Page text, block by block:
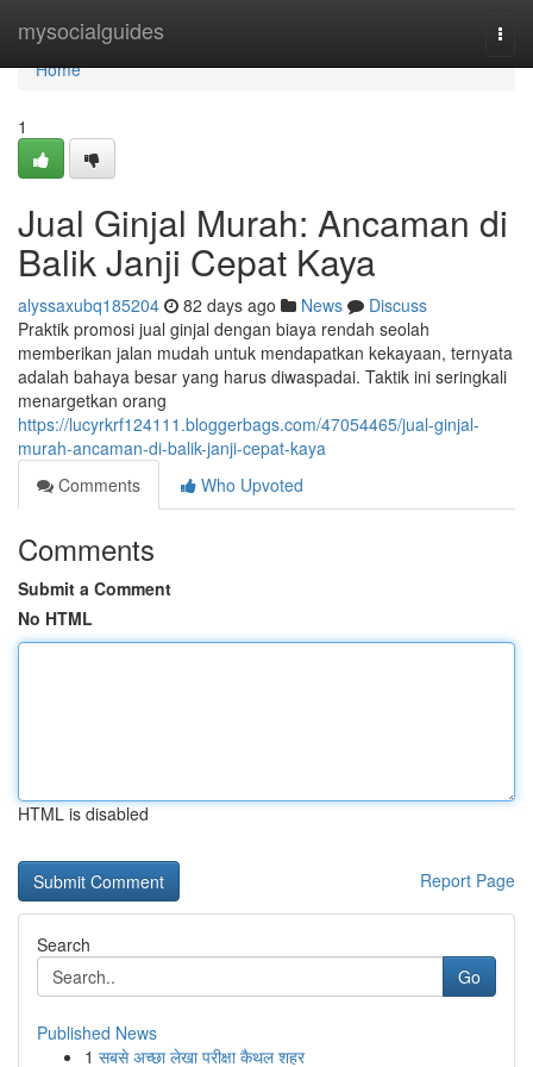
mysocialguides
Home
Home
1
Jual Ginjal Murah: Ancaman di
Balik Janji Cepat Kaya
alyssaxubq185204 82 days ago News
Discuss
Praktik promosi jual ginjal dengan biaya rendah seolah
memberikan jalan mudah untuk mendapatkan kekayaan, ternyata
adalah bahaya besar yang harus diwaspadai. Taktik ini seringkali
menargetkan orang
https://lucyrkrf124111.bloggerbags.com/47054465/jual-ginjal-
murah-ancaman-di-balik-janji-cepat-kaya
Comments
Who Upvoted
Comments
Submit a Comment
No HTML
HTML is disabled
Report Page
Search
Go
Published News
1 सबसे अच्छा लेखा परीक्षा कैथल शहर